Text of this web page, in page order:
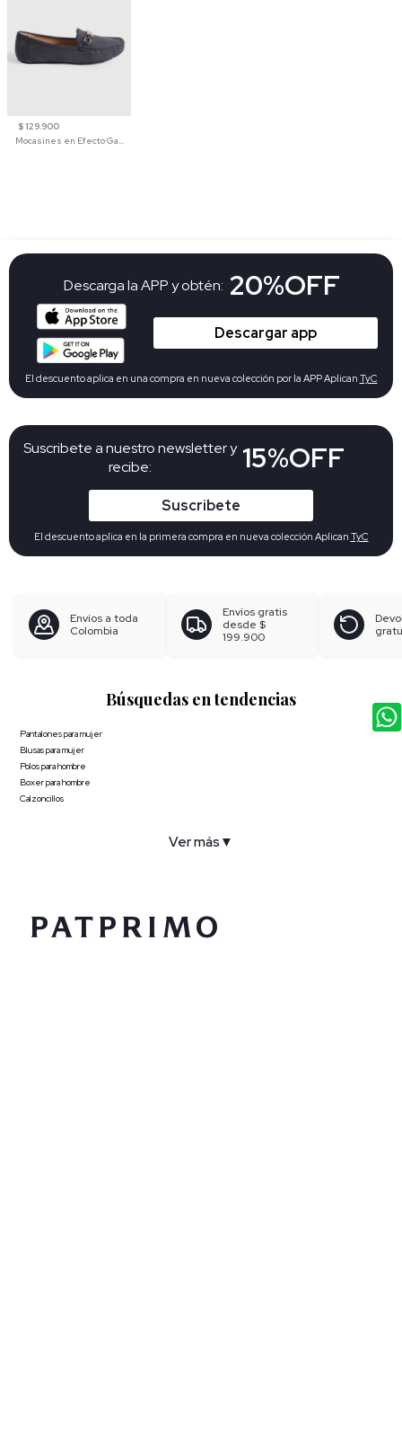
$ 129.900
Mocasines en Efecto Gamuzado Para Mujer
Suscribete a nuestro newsletter y
recibe:
15%OFF
Suscribete
El descuento aplica en la primera compra en nueva colección Aplican TyC
Descarga la APP y obtén: 20%OFF
Descargar app
El descuento aplica en una compra en nueva colección por la APP Aplican TyC
Envíos a toda
Colombia
Envíos gratis
desde $
199.900
Búsquedas en tendencias
Pantalones para mujer
Blusas para mujer
Polos para hombre
Boxer para hombre
Calzoncillos
Ver más ▼